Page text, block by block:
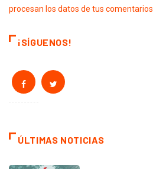
procesan los datos de tus comentarios
¡SÍGUENOS!
ÚLTIMAS NOTICIAS